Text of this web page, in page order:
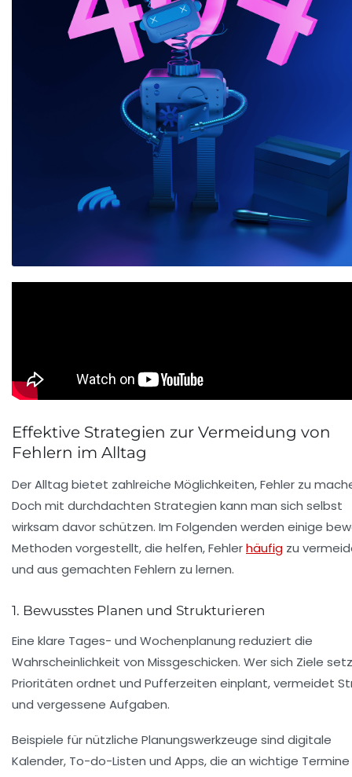
Effektive Strategien zur Vermeidung von
Fehlern im Alltag
Der Alltag bietet zahlreiche Möglichkeiten, Fehler zu
Doch mit durchdachten Strategien kann man sich selbst
wirksam davor schützen. Im Folgenden werden einige
Methoden vorgestellt, die helfen, Fehlerhäufig zu
und aus gemachten Fehlern zu lernen.
1. Bewusstes Planen und Strukturieren
Eine klare Tages- und Wochenplanung reduziert die
Wahrscheinlichkeit von Missgeschicken. Wer sich Ziele
Prioritäten ordnet und Pufferzeiten einplant, vermeidet
und vergessene Aufgaben.
Beispiele für nützliche Planungswerkzeuge sind digitale
Kalender, To-do-Listen und Apps, die an wichtige